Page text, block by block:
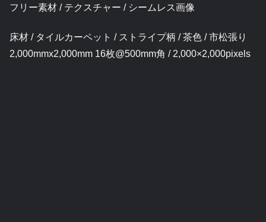
フリー素材 / テクスチャー / シームレス画像
床材 / タイルカーペット / ストライプ柄 / 茶色 / 市松張り
2,000mmx2,000mm 16枚@500mm角 / 2,000×2,000pixels